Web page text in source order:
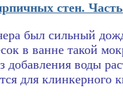
стен.
был сильный
в ванне такой
добавления воды
для клинкерного